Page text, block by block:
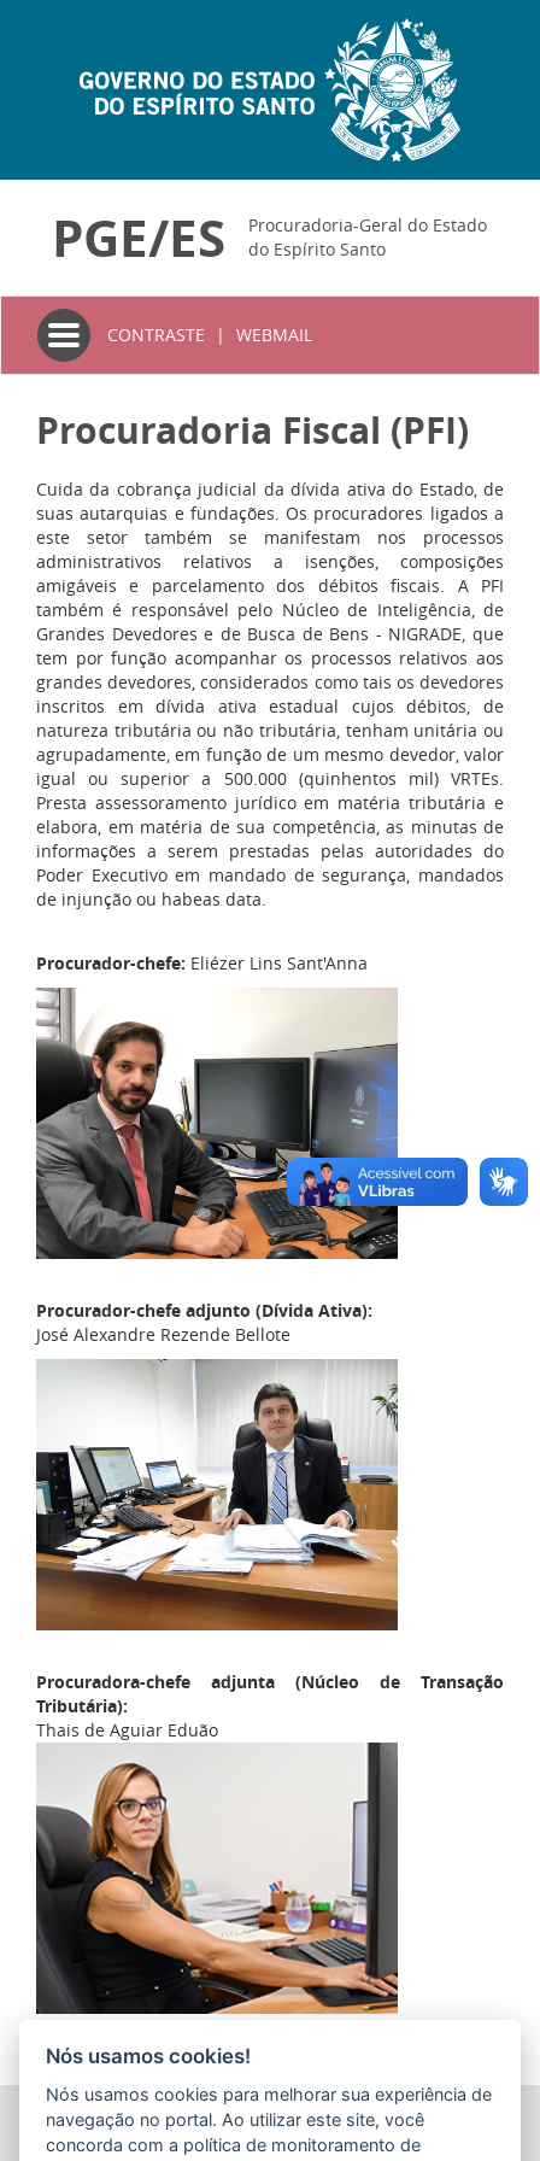
PGE/ES
Procuradoria-Geral do Estado
do Espírito Santo
Toggle
navigation
CONTRASTE | WEBMAIL
Procuradoria Fiscal (PFI)
Cuida da cobrança judicial da dívida ativa do Estado, de
suas autarquias e fundações. Os procuradores ligados a
este setor também se manifestam nos processos
administrativos relativos a isenções, composições
amigáveis e parcelamento dos débitos fiscais. A PFI
também é responsável pelo Núcleo de Inteligência, de
Grandes Devedores e de Busca de Bens - NIGRADE, que
tem por função acompanhar os processos relativos aos
grandes devedores, considerados como tais os devedores
inscritos em dívida ativa estadual cujos débitos, de
natureza tributária ou não tributária, tenham unitária ou
agrupadamente, em função de um mesmo devedor, valor
igual ou superior a 500.000 (quinhentos mil) VRTEs.
Presta assessoramento jurídico em matéria tributária e
elabora, em matéria de sua competência, as minutas de
informações a serem prestadas pelas autoridades do
Poder Executivo em mandado de segurança, mandados
de injunção ou habeas data.
Procurador-chefe: Eliézer Lins Sant'Anna
Procurador-chefe adjunto (Dívida Ativa):
José Alexandre Rezende Bellote
Procuradora-chefe adjunta (Núcleo de Transação
Tributária):
Thais de Aguiar Eduão
PROCURADORIA-GERAL DO ESTADO DO ESPÍRITO SANTO
(PGE/ES)
Nós usamos cookies!
Nós usamos cookies para melhorar sua experiência de
navegação no portal. Ao utilizar este site, você
concorda com a política de monitoramento de